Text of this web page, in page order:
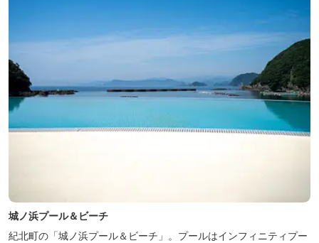
城ノ浜プール＆ビーチ
紀北町の「城ノ浜プール＆ビーチ」。プールはインフィニティプー